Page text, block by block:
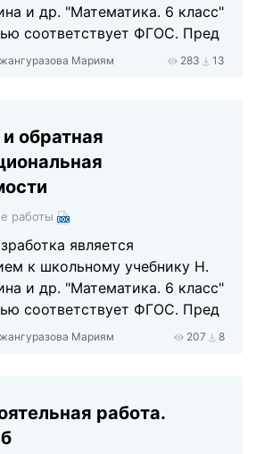
и др. "Математика. 6 класс"
соответствует ФГОС. Пред
Мариям 283 13
обратная
работы
является
к школьному учебнику Н.
и др. "Математика. 6 класс"
соответствует ФГОС. Пред
Мариям 207 8
работа.